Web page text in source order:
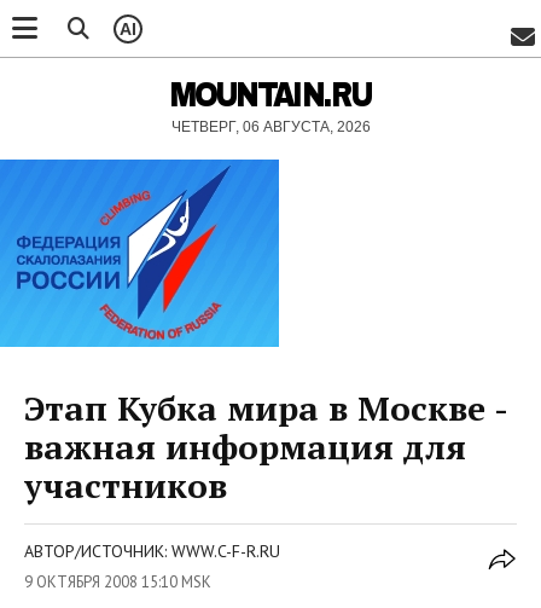
AI
MOUNTAIN.RU
ЧЕТВЕРГ, 06 АВГУСТА, 2026
Этап Кубка мира в Москве -
важная информация для
участников
АВТОР/ИСТОЧНИК: WWW.C-F-R.RU
9 ОКТЯБРЯ 2008 15:10 MSK